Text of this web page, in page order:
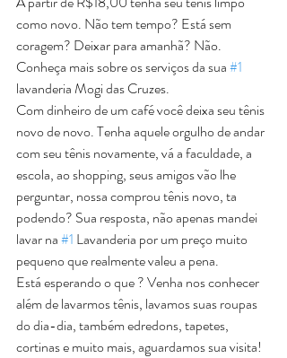
como novo. Não tem tempo? Está sem
coragem? Deixar para amanhã? Não.
Conheça mais sobre os serviços da sua #1
lavanderia Mogi das Cruzes.
Com dinheiro de um café você deixa seu tênis
novo de novo. Tenha aquele orgulho de andar
com seu tênis novamente, vá a faculdade, a
escola, ao shopping, seus amigos vão lhe
perguntar, nossa comprou tênis novo, ta
podendo? Sua resposta, não apenas mandei
lavar na #1 Lavanderia por um preço muito
pequeno que realmente valeu a pena.
Está esperando o que ? Venha nos conhecer
além de lavarmos tênis, lavamos suas roupas
do dia-dia, também edredons, tapetes,
cortinas e muito mais, aguardamos sua visita!